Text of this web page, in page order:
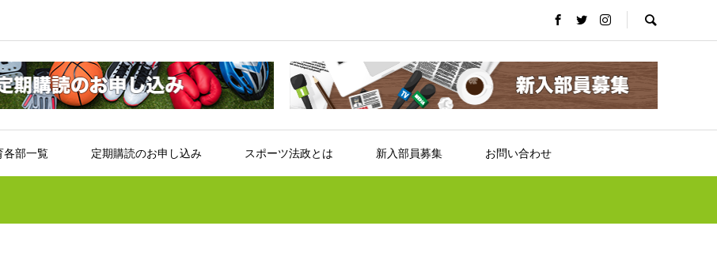
各部一覧 定期購読のお申し込み スポーツ法政とは 新入部員募集 お問い合わせ